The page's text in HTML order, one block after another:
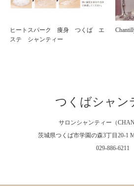
ヒートスパーク 痩身 つくば エ
ステ シャンティー
つくばシャン
サロンシャンティー（
茨城県つくば市学園の森3丁目20-1
029-886-6211